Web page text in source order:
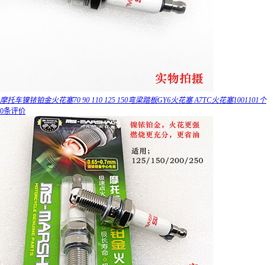
摩托车镍铱铂金火花塞70 90 110 125 150弯梁踏板GY6火花塞 A7TC火花塞1001101个
0条评价